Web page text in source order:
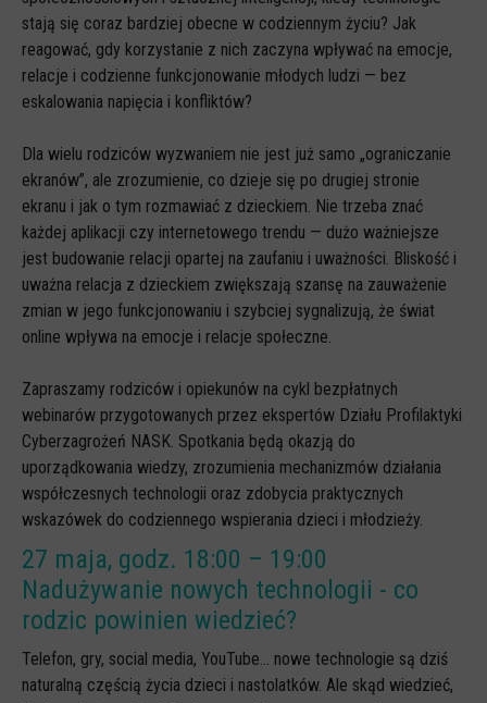
stają się coraz bardziej obecne w codziennym życiu? Jak
reagować, gdy korzystanie z nich zaczyna wpływać na emocje,
relacje i codzienne funkcjonowanie młodych ludzi — bez
eskalowania napięcia i konfliktów?
Dla wielu rodziców wyzwaniem nie jest już samo „ograniczanie
ekranów”, ale zrozumienie, co dzieje się po drugiej stronie
ekranu i jak o tym rozmawiać z dzieckiem. Nie trzeba znać
każdej aplikacji czy internetowego trendu — dużo ważniejsze
jest budowanie relacji opartej na zaufaniu i uważności. Bliskość i
uważna relacja z dzieckiem zwiększają szansę na zauważenie
zmian w jego funkcjonowaniu i szybciej sygnalizują, że świat
online wpływa na emocje i relacje społeczne.
Zapraszamy rodziców i opiekunów na cykl bezpłatnych
webinarów przygotowanych przez ekspertów Działu Profilaktyki
Cyberzagrożeń NASK. Spotkania będą okazją do
uporządkowania wiedzy, zrozumienia mechanizmów działania
współczesnych technologii oraz zdobycia praktycznych
wskazówek do codziennego wspierania dzieci i młodzieży.
27 maja, godz. 18:00 – 19:00
Nadużywanie nowych technologii - co
rodzic powinien wiedzieć?
Telefon, gry, social media, YouTube… nowe technologie są dziś
naturalną częścią życia dzieci i nastolatków. Ale skąd wiedzieć,
Spoty
Audiobooki
Infografiki
Gry
Nasze gry
LARP o dezinformacji "Koryntia"
Gra karciana o deinformacji "Dezinfo"
Gra planszowa o cyberhigienie "Digital Brainiacs"
Kalambury z cyberhigieny "Cybermaster"
Kontakt
Dane teleadresowe
Dołącz do newslettera